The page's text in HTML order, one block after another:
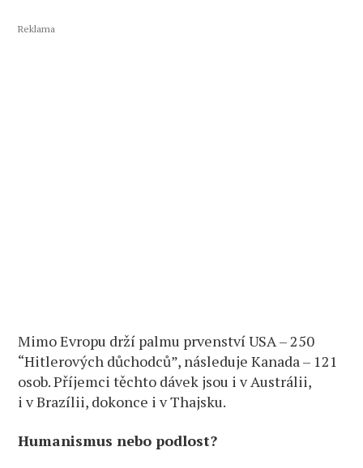
Reklama
Mimo Evropu drží palmu prvenství USA – 250
“Hitlerových důchodců”, následuje Kanada – 121
osob. Příjemci těchto dávek jsou i v Austrálii,
i v Brazílii, dokonce i v Thajsku.
Humanismus nebo podlost?